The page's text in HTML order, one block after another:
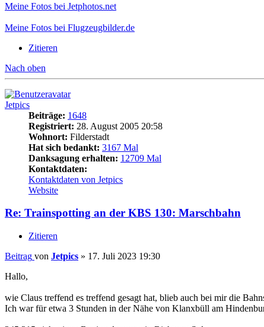
Meine Fotos bei Jetphotos.net
Meine Fotos bei Flugzeugbilder.de
Zitieren
Nach oben
Jetpics
Beiträge: 1648
Registriert: 28. August 2005 20:58
Wohnort: Filderstadt
Hat sich bedankt: 3167 Mal
Danksagung erhalten: 12709 Mal
Kontaktdaten:
Kontaktdaten von Jetpics
Website
Re: Trainspotting an der KBS 130: Marschbahn
Zitieren
Beitrag von Jetpics » 17. Juli 2023 19:30
Hallo,
wie Claus treffend es treffend gesagt hat, blieb auch bei mir die
Ich war für etwa 3 Stunden in der Nähe von Klanxbüll am